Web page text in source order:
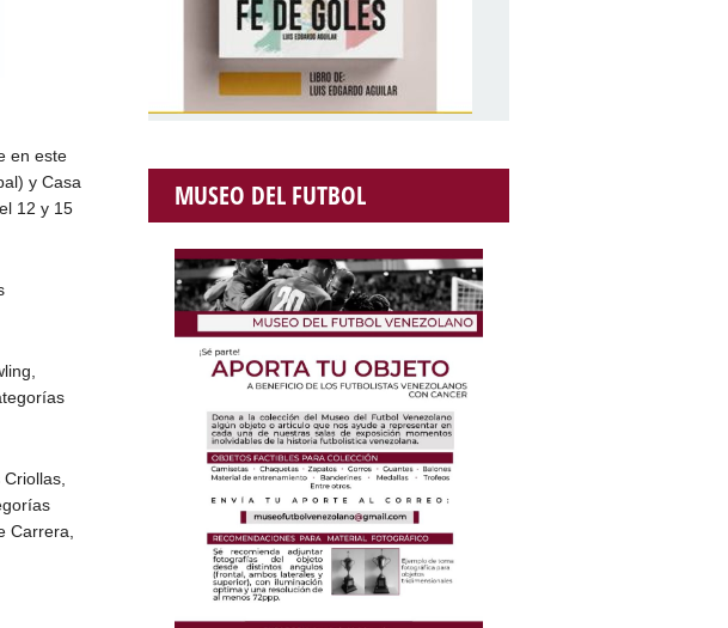
en este
y Casa
12 y 15
Carrera,
MUSEO DEL FUTBOL